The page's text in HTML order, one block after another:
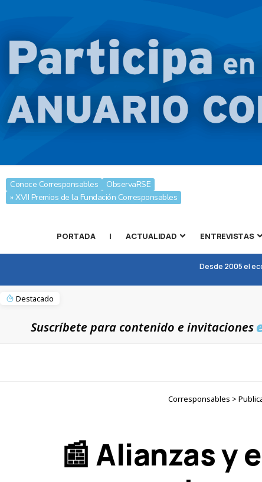
Conoce Corresponsables
ObservaRSE
» XVII Premios de la Fundación Corresponsables
PORTADA | ACTUALIDAD ENTREVISTAS
Desde 2005 el
Destacado
Suscríbete para contenido e invitaciones
Corresponsables >
📰 Alianzas y